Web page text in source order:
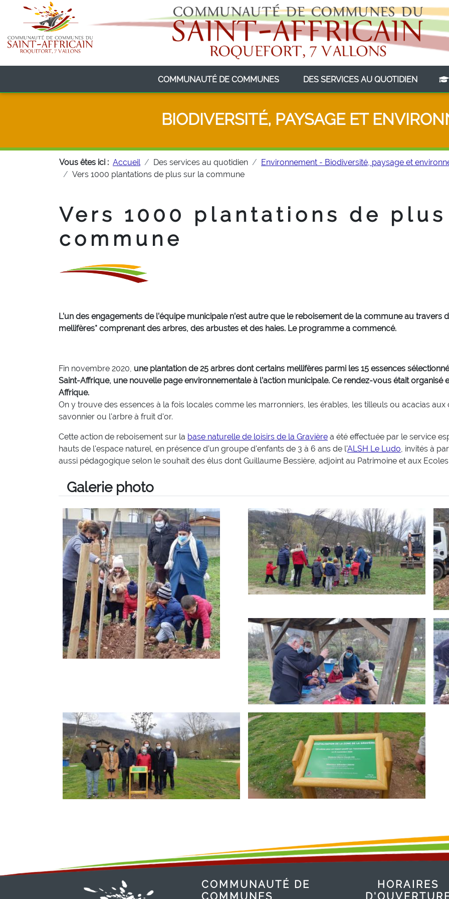
COMMUNAUTÉ DE COMMUNES(CURRENT)DES SERVICES AU QUOTIDIEN
BIODIVERSITÉ, PAYSAGE ET
Vous êtes ici : Accueil Des services au quotidien
Environnement - Biodiversité, paysage et
Vers 1000 plantations de plus sur la commune
Vers 1000 plantations de
commune
L’un des engagements de l’équipe municipale n’est autre que le reboisement de la commune au travers
mellifères* comprenant des arbres, des arbustes et des haies. Le programme a commencé.
Fin novembre 2020, une plantation de 25 arbres dont certains mellifères parmi les 15 essences
Saint-Affrique, une nouvelle page environnementale à l’action municipale. Ce rendez-vous était organisé
Affrique.
On y trouve des essences à la fois locales comme les marronniers, les érables, les tilleuls ou acacias
savonnier ou l'arbre à fruit d'or.
Cette action de reboisement sur la base naturelle de loisirs de la Gravière a été effectuée par le service
hauts de l'espace naturel, en présence d’un groupe d'enfants de 3 à 6 ans de l'ALSH Le Ludo, invités à
aussi pédagogique selon le souhait des élus dont Guillaume Bessière, adjoint au Patrimoine et aux
Galerie photo
COMMUNAUTÉ DE
COMMUNES
HORAIRES